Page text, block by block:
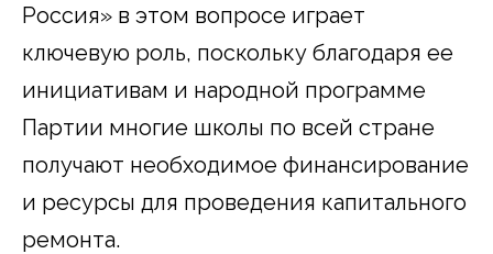
Россия» в этом вопросе играет
ключевую роль, поскольку благодаря ее
инициативам и народной программе
Партии многие школы по всей стране
получают необходимое финансирование
и ресурсы для проведения капитального
ремонта.